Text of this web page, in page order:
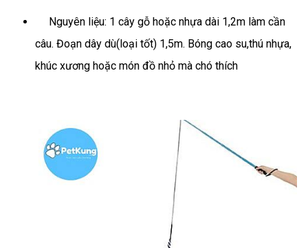
Nguyên liệu: 1 cây gỗ hoặc nhựa dài 1,2m làm cần
câu. Đoạn dây dù(loại tốt) 1,5m. Bóng cao su,thú nhựa,
khúc xương hoặc món đồ nhỏ mà chó thích